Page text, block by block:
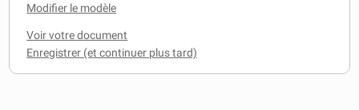
Modifier le modèle
Voir votre document